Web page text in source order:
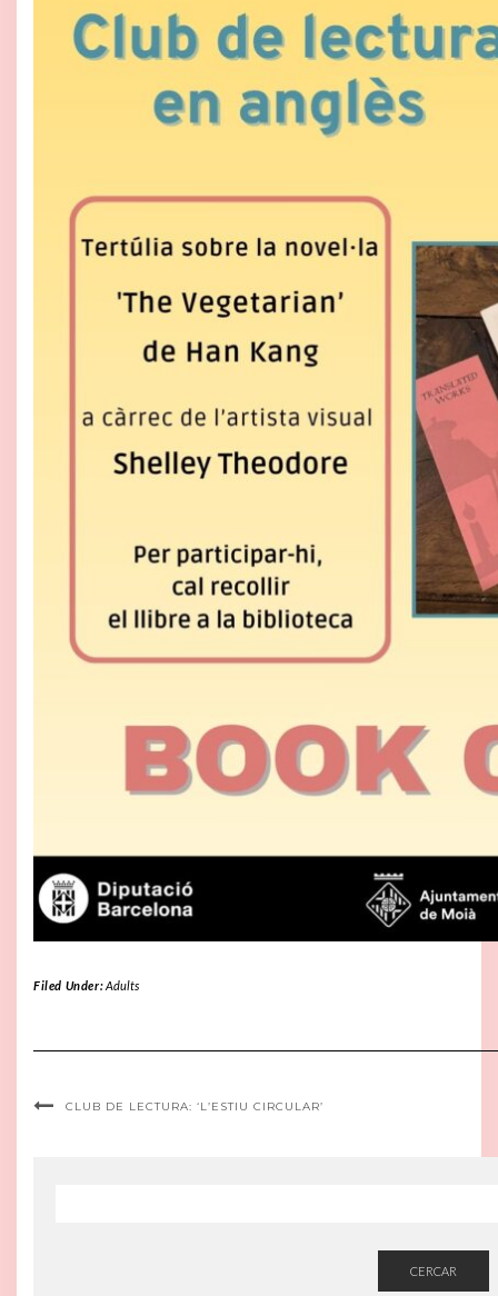
Filed Under:Adults
CLUB DE LECTURA: ‘L’ESTIU CIRCULAR’
CERCAR